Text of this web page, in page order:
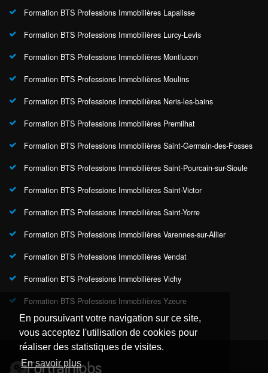
En poursuivant votre navigation sur ce site,
vous acceptez l'utilisation de cookies pour
réaliser des statistiques de visites.
En savoir plus
Formation BTS Professions Immobilières Lapalisse
Formation BTS Professions Immobilières Lurcy-Levis
Formation BTS Professions Immobilières Montlucon
Formation BTS Professions Immobilières Moulins
Formation BTS Professions Immobilières Neris-les-bains
Formation BTS Professions Immobilières Premilhat
Formation BTS Professions Immobilières Saint-Germain-des-Fosses
Formation BTS Professions Immobilières Saint-Pourcain-sur-Sioule
Formation BTS Professions Immobilières Saint-Victor
Formation BTS Professions Immobilières Saint-Yorre
Formation BTS Professions Immobilières Varennes-sur-Allier
Formation BTS Professions Immobilières Vendat
Formation BTS Professions Immobilières Vichy
Formation BTS Professions Immobilières Yzeure